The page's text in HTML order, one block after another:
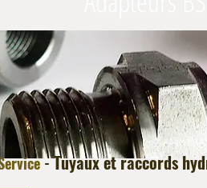
-Tuyaux et raccords